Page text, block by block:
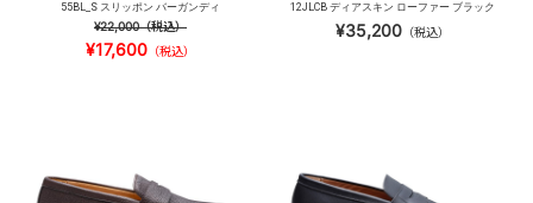
55BL_S スリッポン バーガンディ
¥22,000（税込）
¥17,600 （税込）
12JLCB ディアスキン ローファー ブラック
¥35,200 （税込）